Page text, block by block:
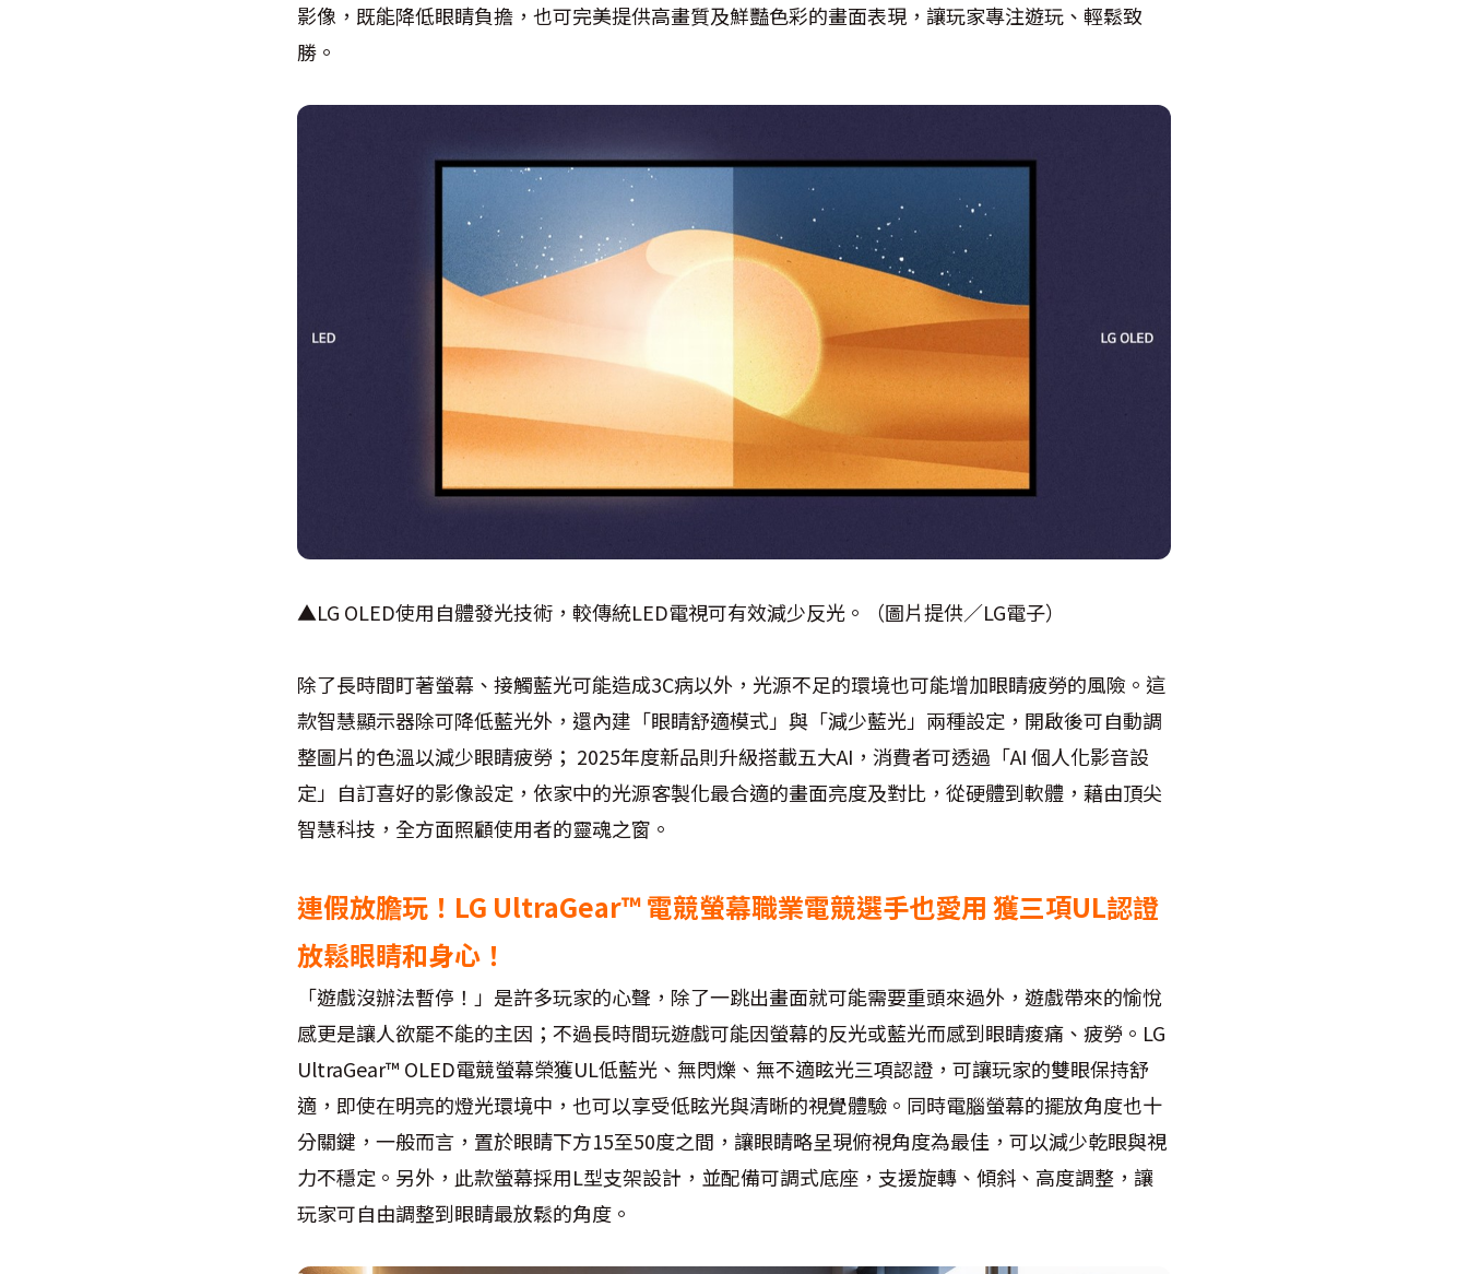
影像，既能降低眼睛負擔，也可完美提供高畫質及鮮豔色彩的畫面表現，讓玩家專注遊玩、輕鬆致
勝。
▲LG OLED使用自體發光技術，較傳統LED電視可有效減少反光。（圖片提供／LG電子）
除了長時間盯著螢幕、接觸藍光可能造成3C病以外，光源不足的環境也可能增加眼睛疲勞的風險。這
款智慧顯示器除可降低藍光外，還內建「眼睛舒適模式」與「減少藍光」兩種設定，開啟後可自動調
整圖片的色溫以減少眼睛疲勞； 2025年度新品則升級搭載五大AI，消費者可透過「AI 個人化影音設
定」自訂喜好的影像設定，依家中的光源客製化最合適的畫面亮度及對比，從硬體到軟體，藉由頂尖
智慧科技，全方面照顧使用者的靈魂之窗。
連假放膽玩！LG UltraGear™ 電競螢幕職業電競選手也愛用 獲三項UL認證
放鬆眼睛和身心！
「遊戲沒辦法暫停！」是許多玩家的心聲，除了一跳出畫面就可能需要重頭來過外，遊戲帶來的愉悅
感更是讓人欲罷不能的主因；不過長時間玩遊戲可能因螢幕的反光或藍光而感到眼睛痠痛、疲勞。LG
UltraGear™ OLED電競螢幕榮獲UL低藍光、無閃爍、無不適眩光三項認證，可讓玩家的雙眼保持舒
適，即使在明亮的燈光環境中，也可以享受低眩光與清晰的視覺體驗。同時電腦螢幕的擺放角度也十
分關鍵，一般而言，置於眼睛下方15至50度之間，讓眼睛略呈現俯視角度為最佳，可以減少乾眼與視
力不穩定。另外，此款螢幕採用L型支架設計，並配備可調式底座，支援旋轉、傾斜、高度調整，讓
玩家可自由調整到眼睛最放鬆的角度。